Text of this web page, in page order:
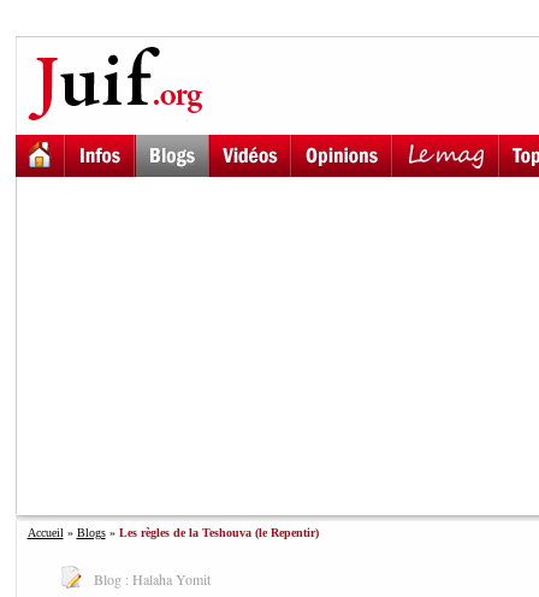
Accueil » Blogs» Les règles de la Teshouva (le Repentir)
Blog : Halaha Yomit